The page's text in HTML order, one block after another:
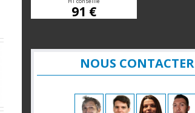
91 €
NOUS CONTACTER